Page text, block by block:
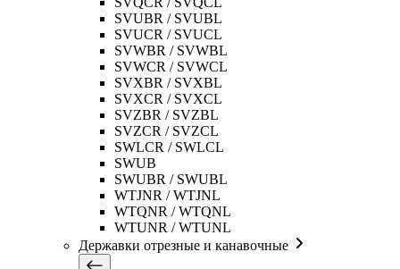
SVUBR / SVUBL
SVUCR / SVUCL
SVWBR / SVWBL
SVWCR / SVWCL
SVXBR / SVXBL
SVXCR / SVXCL
SVZBR / SVZBL
SVZCR / SVZCL
SWLCR / SWLCL
SWUB
SWUBR / SWUBL
WTJNR / WTJNL
WTQNR / WTQNL
WTUNR / WTUNL
Державки отрезные и канавочные